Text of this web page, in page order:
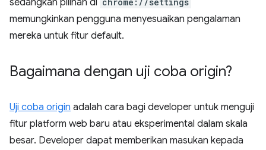
memungkinkan pengguna menyesuaikan pengalaman
mereka untuk fitur default.
Bagaimana dengan uji coba origin?
Uji coba origin adalah cara bagi developer untuk menguji
fitur platform web baru atau eksperimental dalam skala
besar. Developer dapat memberikan masukan kepada